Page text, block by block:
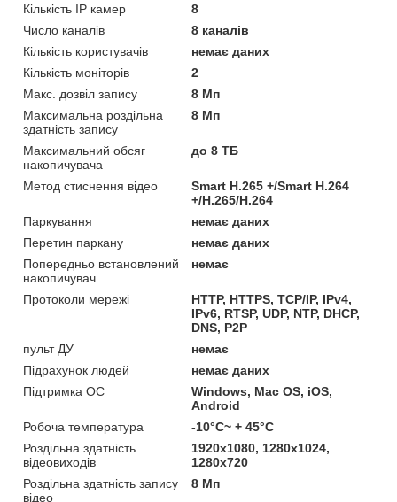
Кількість IP камер
8
Число каналів
8 каналів
Кількість користувачів
немає даних
Кількість моніторів
2
Макс. дозвіл запису
8 Мп
Максимальна роздільна
здатність запису
8 Мп
Максимальний обсяг
накопичувача
до 8 ТБ
Метод стиснення відео
Smart H.265 +/Smart H.264
+/H.265/H.264
Паркування
немає даних
Перетин паркану
немає даних
Попередньо встановлений
накопичувач
немає
Протоколи мережі
HTTP, HTTPS, TCP/IP, IPv4,
IPv6, RTSP, UDP, NTP, DHCP,
DNS, P2P
пульт ДУ
немає
Підрахунок людей
немає даних
Підтримка ОС
Windows, Mac OS, iOS,
Android
Робоча температура
-10°C~ + 45°C
Роздільна здатність
відеовиходів
1920х1080, 1280х1024,
1280х720
Роздільна здатність запису
відео
8 Мп